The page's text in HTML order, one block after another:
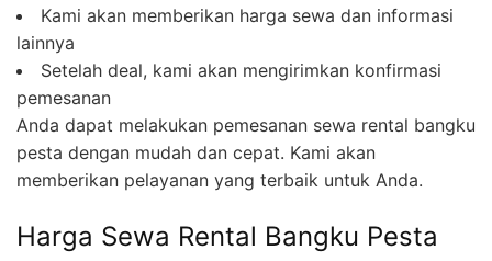
Kami akan memberikan harga sewa dan informasi
lainnya
Setelah deal, kami akan mengirimkan konfirmasi
pemesanan
Anda dapat melakukan pemesanan sewa rental bangku
pesta dengan mudah dan cepat. Kami akan
memberikan pelayanan yang terbaik untuk Anda.
Harga Sewa Rental Bangku Pesta